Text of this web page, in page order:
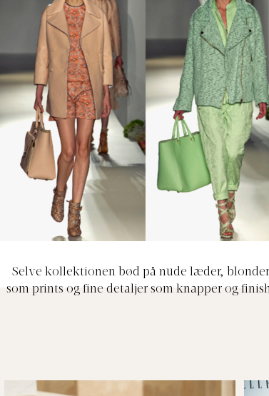
Selve kollektionen bød på nude læder, blonder
som prints og fine detaljer som knapper og
farvepalet med appetitlige pasteller som